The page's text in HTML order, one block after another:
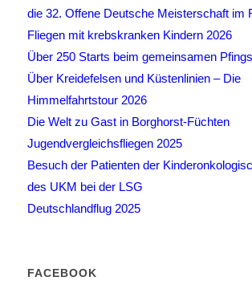
die 32. Offene Deutsche Meisterschaft im
Fliegen mit krebskranken Kindern 2026
Über 250 Starts beim gemeinsamen
Über Kreidefelsen und Küstenlinien – Die
Himmelfahrtstour 2026
Die Welt zu Gast in Borghorst-Füchten
Jugendvergleichsfliegen 2025
Besuch der Patienten der
des UKM bei der LSG
Deutschlandflug 2025
FACEBOOK